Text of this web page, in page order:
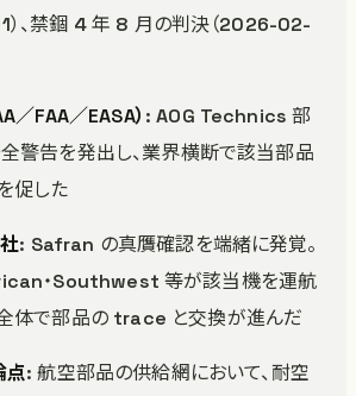
）、禁錮 4 年 8 月の判決（2026-02-
／FAA／EASA） : AOG Technics 部
警告を発出し、業界横断で該当部品
促した
: Safran の真贋確認を端緒に発覚。
・Southwest 等が該当機を運航
体で部品の trace と交換が進んだ
点: 航空部品の供給網において、耐空